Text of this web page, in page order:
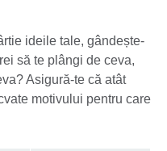
ideile tale, gândește-
să te plângi de ceva,
Asigură-te că atât
motivului pentru care